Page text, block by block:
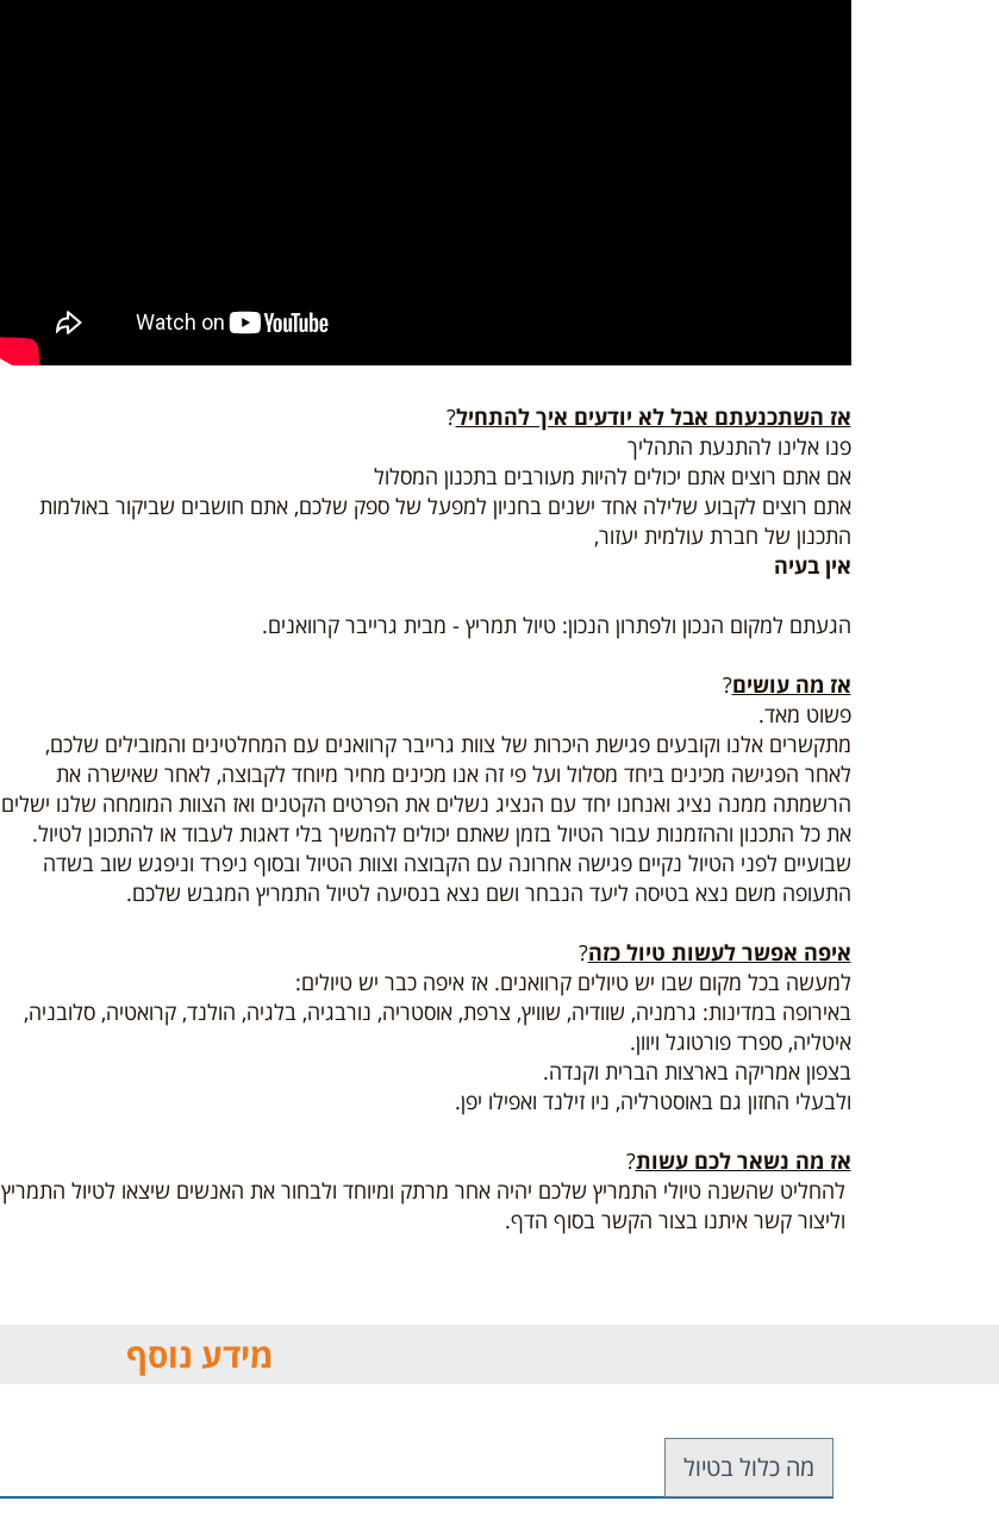
אז השתכנעתם אבל לא יודעים איך להתחיל?
פנו אלינו להתנעת התהליך
אם אתם רוצים אתם יכולים להיות מעורבים בתכנון המסלול
אתם רוצים לקבוע שלילה אחד ישנים בחניון למפעל של ספק שלכם, אתם חושבים שביקור באולמות
התכנון של חברת עולמית יעזור,
אין בעיה
הגעתם למקום הנכון ולפתרון הנכון: טיול תמריץ - מבית גרייבר קרוואנים.
אז מה עושים?
פשוט מאד.
מתקשרים אלנו וקובעים פגישת היכרות של צוות גרייבר קרוואנים עם המחלטינים והמובילים שלכם,
לאחר הפגישה מכינים ביחד מסלול ועל פי זה אנו מכינים מחיר מיוחד לקבוצה, לאחר שאישרה את
הרשמתה ממנה נציג ואנחנו יחד עם הנציג נשלים את הפרטים הקטנים ואז הצוות המומחה שלנו ישלים
את כל התכנון וההזמנות עבור הטיול בזמן שאתם יכולים להמשיך בלי דאגות לעבוד או להתכונן לטיול.
שבועיים לפני הטיול נקיים פגישה אחרונה עם הקבוצה וצוות הטיול ובסוף ניפרד וניפגש שוב בשדה
התעופה משם נצא בטיסה ליעד הנבחר ושם נצא בנסיעה לטיול התמריץ המגבש שלכם.
איפה אפשר לעשות טיול כזה?
למעשה בכל מקום שבו יש טיולים קרוואנים. אז איפה כבר יש טיולים:
באירופה במדינות: גרמניה, שוודיה, שוויץ, צרפת, אוסטריה, נורבגיה, בלגיה, הולנד, קרואטיה, סלובניה,
איטליה, ספרד פורטוגל ויוון.
בצפון אמריקה בארצות הברית וקנדה.
ולבעלי החזון גם באוסטרליה, ניו זילנד ואפילו יפן.
אז מה נשאר לכם עשות?
להחליט שהשנה טיולי התמריץ שלכם יהיה אחר מרתק ומיוחד ולבחור את האנשים שיצאו לטיול התמריץ
וליצור קשר איתנו בצור הקשר בסוף הדף.
מידע נוסף
מה כלול בטיול